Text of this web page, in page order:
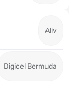
Aliv
Digicel Bermuda